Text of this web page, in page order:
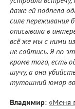
даже ей подпела
силе переживания
описывала в
всё же мы с ними
не сойтись. Я по
кроме того, есть
шучу, а она
тутошний юмор
Владимир: «Меня